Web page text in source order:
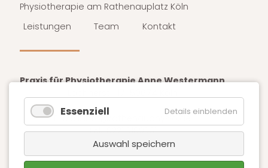
Navigation
Physiotherapie am Rathenauplatz Köln
Leistungen
Team Kontakt
Praxis für Physiotherapie Anne Westermann
E-Mail:info@rathenauphysio.de
Tel.:0221 3109361
Essenziell Details einblenden
Auswahl speichern